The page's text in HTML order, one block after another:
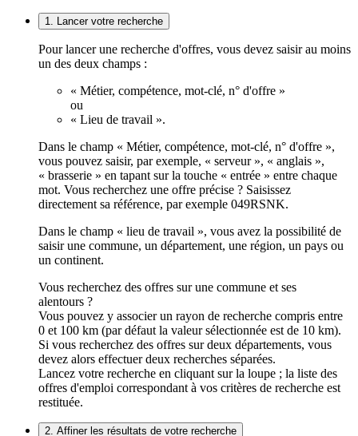
1. Lancer votre recherche
Pour lancer une recherche d'offres, vous devez saisir au moins
un des deux champs :
« Métier, compétence, mot-clé, n° d'offre »
ou
« Lieu de travail ».
Dans le champ « Métier, compétence, mot-clé, n° d'offre »,
vous pouvez saisir, par exemple, « serveur », « anglais »,
« brasserie » en tapant sur la touche « entrée » entre chaque
mot. Vous recherchez une offre précise ? Saisissez
directement sa référence, par exemple 049RSNK.
Dans le champ « lieu de travail », vous avez la possibilité de
saisir une commune, un département, une région, un pays ou
un continent.
Vous recherchez des offres sur une commune et ses
alentours ?
Vous pouvez y associer un rayon de recherche compris entre
0 et 100 km (par défaut la valeur sélectionnée est de 10 km).
Si vous recherchez des offres sur deux départements, vous
devez alors effectuer deux recherches séparées.
Lancez votre recherche en cliquant sur la loupe ; la liste des
offres d'emploi correspondant à vos critères de recherche est
restituée.
2. Affiner les résultats de votre recherche